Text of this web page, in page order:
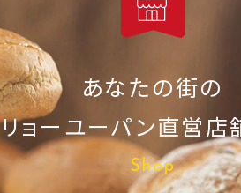
あなたの街の
リョーユーパン直営店
Shop